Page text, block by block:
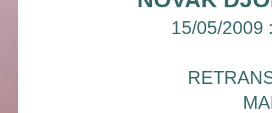
15/05/2009